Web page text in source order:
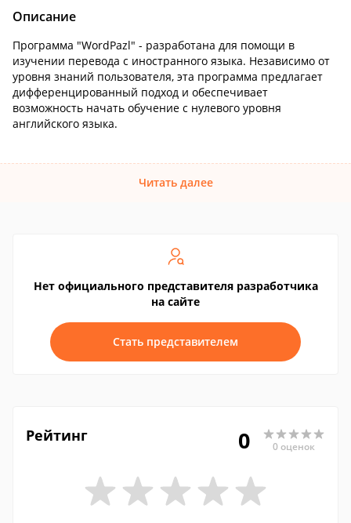
Описание
Программа "WordPazl" - разработана для помощи в
изучении перевода с иностранного языка. Независимо от
уровня знаний пользователя, эта программа предлагает
дифференцированный подход и обеспечивает
возможность начать обучение с нулевого уровня
английского языка.
Читать далее
Нет официального представителя разработчика
на сайте
Стать представителем
Рейтинг 0 0 оценок